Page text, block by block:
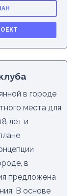
в городе
места для
лет и
в
предложена
В основе